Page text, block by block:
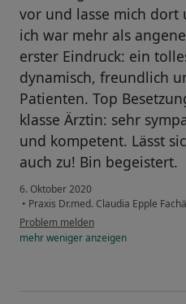
vor und lasse mich dort
ich war mehr als
erster Eindruck: ein
dynamisch, freundlich
Patienten. Top
klasse Ärztin: sehr
und kompetent. Lässt
auch zu! Bin begeistert.
6. Oktober 2020
• Praxis Dr.med. Claudia Epple
Problem melden
mehrwenigeranzeigen